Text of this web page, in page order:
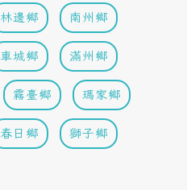
林邊鄉 南州鄉
車城鄉 滿州鄉
霧臺鄉 瑪家鄉
春日鄉 獅子鄉